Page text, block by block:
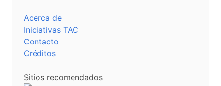
Acerca de
Iniciativas TAC
Contacto
Créditos
Sitios recomendados